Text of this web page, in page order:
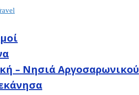
– Νησιά Αργοσαρωνικού